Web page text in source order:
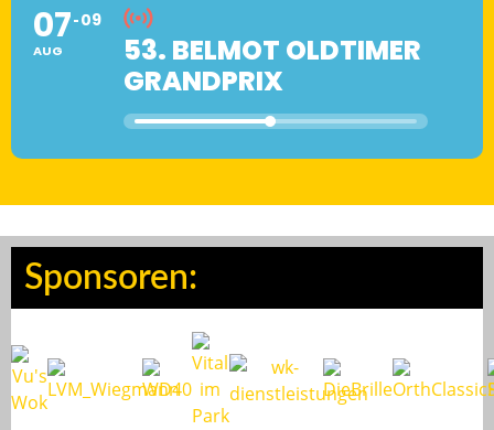
07
AUG
09
53. BELMOT OLDTIMER
GRANDPRIX
Sponsoren: